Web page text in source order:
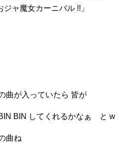
ャ魔女カーニバル !!」
曲が入っていたら 皆が
BIN してくれるかなぁ と w
曲ね